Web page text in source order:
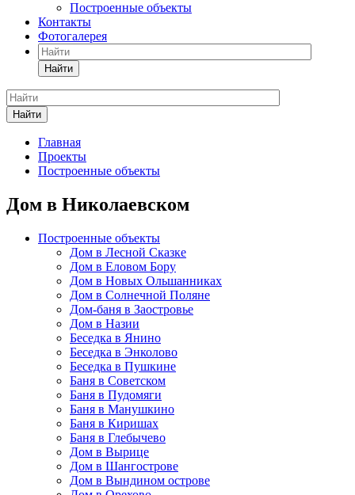
Построенные объекты
Контакты
Фотогалерея
Найти
Найти
Главная
Проекты
Построенные объекты
Дом в Николаевском
Построенные объекты
Дом в Лесной Сказке
Дом в Еловом Бору
Дом в Новых Ольшанниках
Дом в Солнечной Поляне
Дом-баня в Заостровье
Дом в Назии
Беседка в Янино
Беседка в Энколово
Беседка в Пушкине
Баня в Советском
Баня в Пудомяги
Баня в Манушкино
Баня в Киришах
Баня в Глебычево
Дом в Вырице
Дом в Шангострове
Дом в Вындином острове